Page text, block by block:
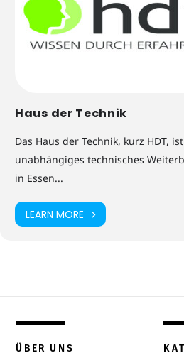
Haus der Technik
Das Haus der Technik, kurz HDT,
unabhängiges technisches
in Essen...
LEARN MORE
ÜBER UNS